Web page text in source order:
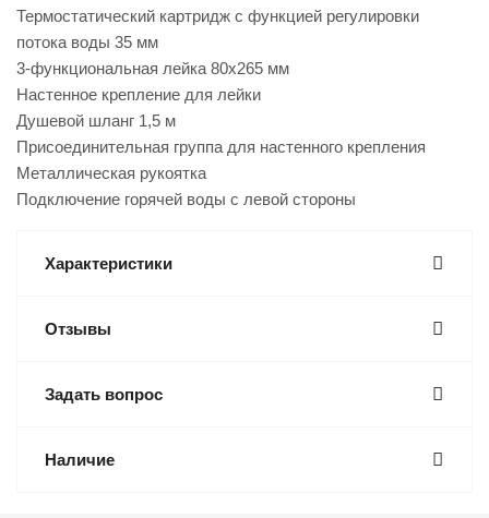
Термостатический картридж с функцией регулировки
потока воды 35 мм
3-функциональная лейка 80x265 мм
Настенное крепление для лейки
Душевой шланг 1,5 м
Присоединительная группа для настенного крепления
Металлическая рукоятка
Подключение горячей воды с левой стороны
Характеристики
Отзывы
Задать вопрос
Наличие